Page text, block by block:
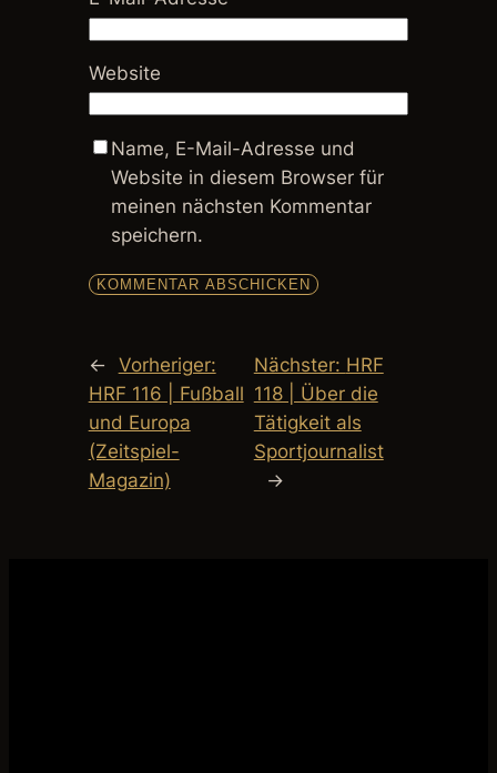
Website
Name, E-Mail-Adresse und
Website in diesem Browser für
meinen nächsten Kommentar
speichern.
←
Vorheriger:
HRF 116 | Fußball
und Europa
(Zeitspiel-
Magazin)
Nächster: HRF
118 | Über die
Tätigkeit als
Sportjournalist
→